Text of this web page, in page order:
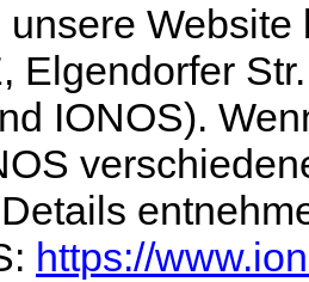
Elgendorfer
IONOS).
https://